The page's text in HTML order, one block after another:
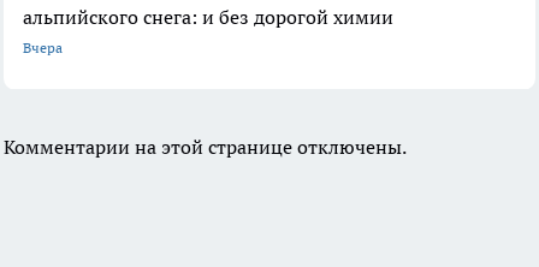
альпийского снега: и без дорогой химии
Вчера
Комментарии на этой странице отключены.